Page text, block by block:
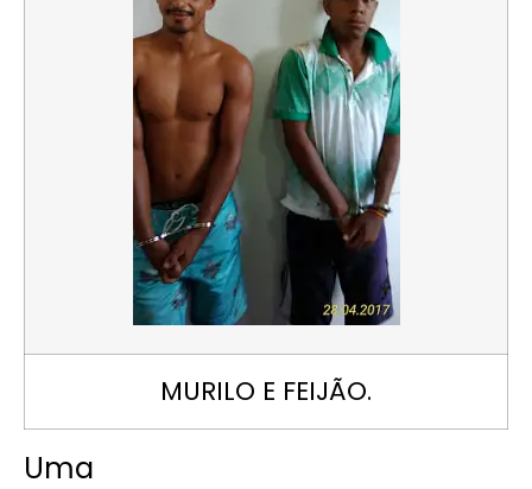
MURILO E FEIJÃO.
Uma